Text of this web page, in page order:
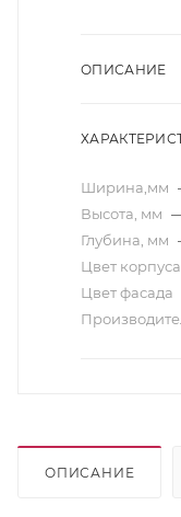
ОПИСАНИЕ
Ширина,мм
Высота, мм
Глубина, мм
Цвет корпуса
Цвет фасада
ОПИСАНИЕ